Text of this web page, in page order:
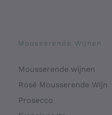
Mousserende Wijnen
Mousserende wijnen
Rosé Mousserende Wijn
Prosecco